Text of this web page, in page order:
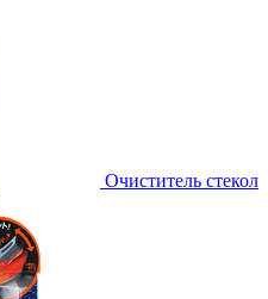
Очиститель стекол